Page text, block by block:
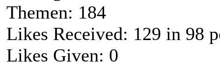
Themen: 184
Likes Received: 129 in 98
Likes Given: 0